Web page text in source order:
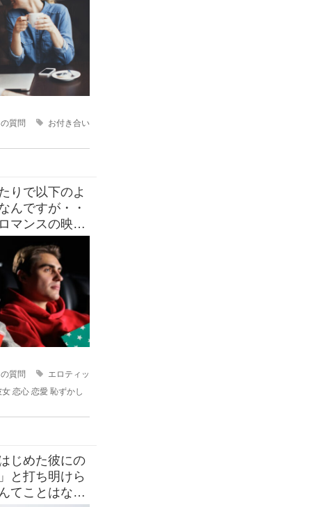
質問
お付き合い
りで以下のよ
んですが・・
マンスの映画
中には思った
質問
エロティッ
女 恋心 恋愛 恥ずかし
じめた彼にの
と打ち明けら
てことはない